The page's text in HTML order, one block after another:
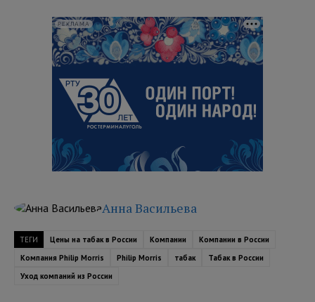
РЕКЛАМА
Анна Васильева
ТЕГИ Цены на табак в России Компании
Компании в России
Компания Philip Morris
Philip Morris табак
Табак в России
Уход компаний из России